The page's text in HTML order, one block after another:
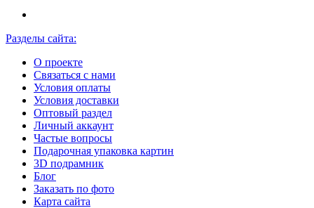
Разделы сайта:
О проекте
Связаться с нами
Условия оплаты
Условия доставки
Оптовый раздел
Личный аккаунт
Частые вопросы
Подарочная упаковка картин
3D подрамник
Блог
Заказать по фото
Карта сайта